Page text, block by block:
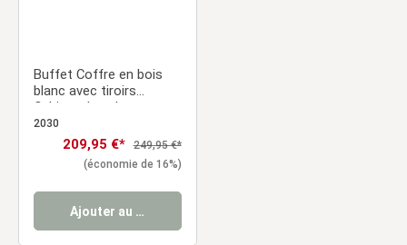
Buffet Coffre en bois
blanc avec tiroirs
Cabinet de salon
2030
Prix de vente :
209,95 €* Prix régulier :
249,95 €*
(économie de 16%)
Ajouter au panier